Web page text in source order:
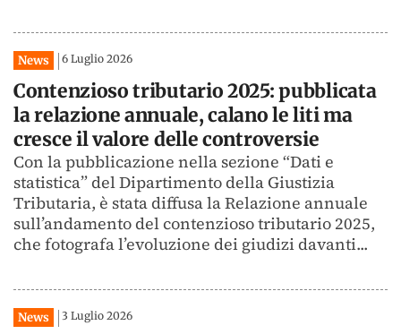
News 6 Luglio 2026
Contenzioso tributario 2025: pubblicata
la relazione annuale, calano le liti ma
cresce il valore delle controversie
Con la pubblicazione nella sezione “Dati e
statistica” del Dipartimento della Giustizia
Tributaria, è stata diffusa la Relazione annuale
sull’andamento del contenzioso tributario 2025,
che fotografa l’evoluzione dei giudizi davanti...
News 3 Luglio 2026